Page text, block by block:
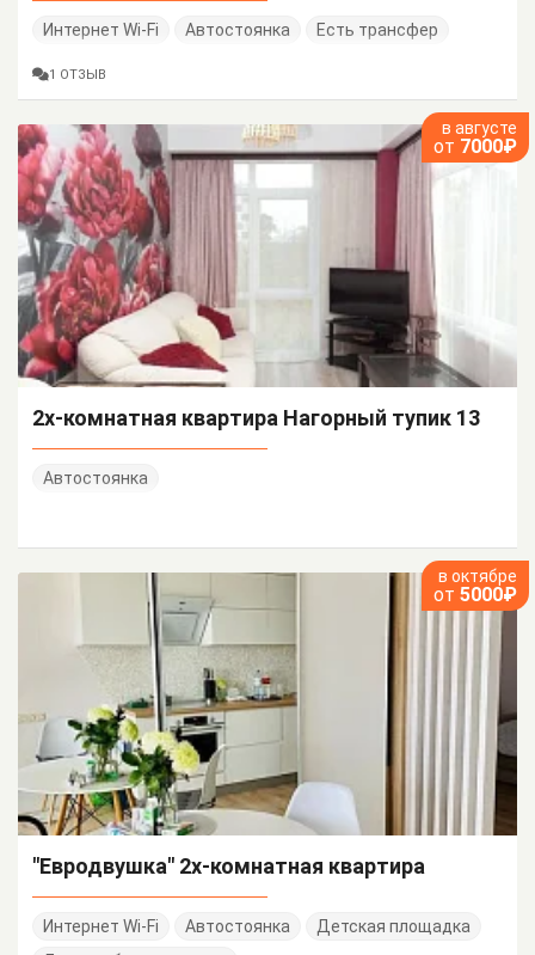
Интернет Wi-Fi Автостоянка Есть трансфер
1 ОТЗЫВ
в августе
от 7000₽
2х-комнатная квартира Нагорный тупик 13
Автостоянка
в октябре
от 5000₽
"Евродвушка" 2х-комнатная квартира
Интернет Wi-Fi Автостоянка
Детская площадка